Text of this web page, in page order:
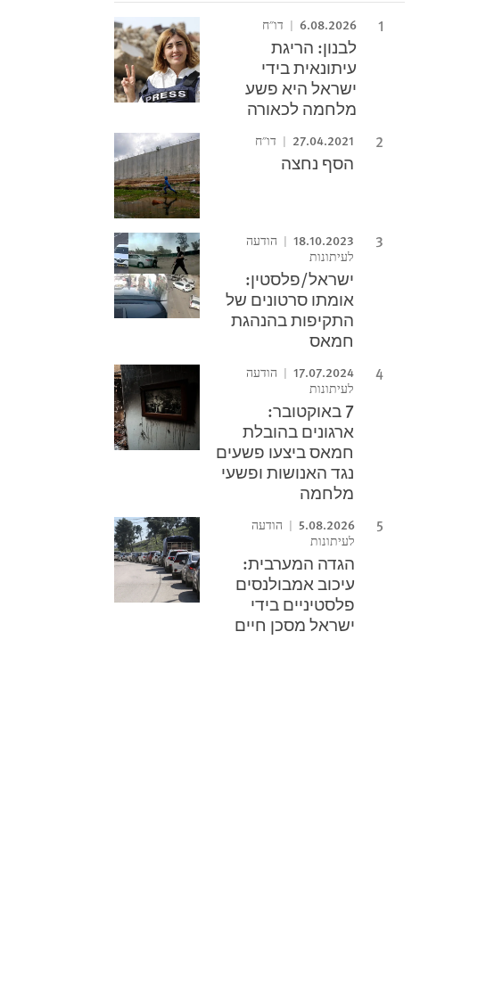
6.08.2026 דו"ח
לבנון: הריגת
עיתונאית בידי
ישראל היא פשע
מלחמה לכאורה
27.04.2021 דו"ח
הסף נחצה
18.10.2023
הודעה
לעיתונות
ישראל/פלסטין:
אומתו סרטונים של
התקיפות בהנהגת
חמאס
17.07.2024
הודעה
לעיתונות
7 באוקטובר:
ארגונים בהובלת
חמאס ביצעו פשעים
נגד האנושות ופשעי
מלחמה
5.08.2026
הודעה
לעיתונות
הגדה המערבית:
עיכוב אמבולנסים
פלסטיניים בידי
ישראל מסכן חיים